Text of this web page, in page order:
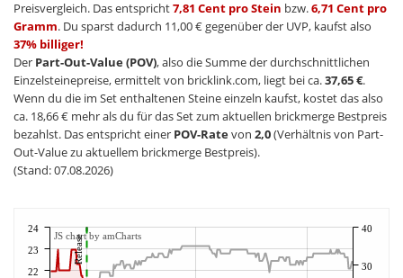
Preisvergleich. Das entspricht7,81 Cent pro Stein bzw.6,71 Cent pro
Gramm. Du sparst dadurch 11,00 € gegenüber der UVP, kaufst also
37% billiger!
Der Part-Out-Value (POV), also die Summe der durchschnittlichen
Einzelsteinepreise, ermittelt von bricklink.com, liegt bei ca.37,65 €.
Wenn du die im Set enthaltenen Steine einzeln kaufst, kostet das also
ca. 18,66 € mehr als du für das Set zum aktuellen brickmerge Bestpreis
bezahlst. Das entspricht einer POV-Ratevon 2,0(Verhältnis von Part-
Out-Value zu aktuellem brickmerge Bestpreis).
(Stand: 07.08.2026)
Release
22
23
24
30
40
JS chart by amCharts